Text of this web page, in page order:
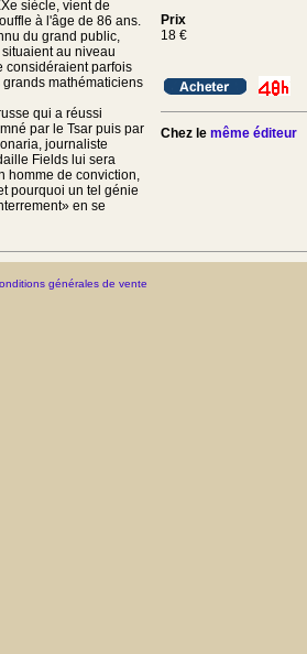
siècle, vient de
à l'âge de 86 ans.
du grand public,
au niveau
considéraient parfois
mathématiciens
qui a réussi
par le Tsar puis par
journaliste
Fields lui sera
homme de conviction,
pourquoi un tel génie
en se
Prix
18 €
Chez le même éditeur
générales de vente